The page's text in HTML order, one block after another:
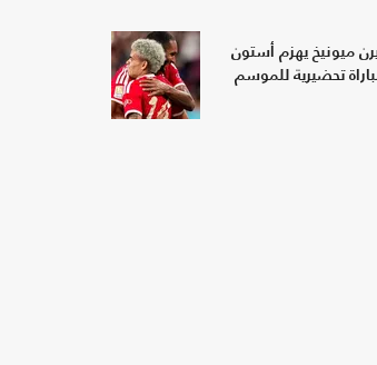
ميونيخ يهزم أستون
تحضيرية للموسم